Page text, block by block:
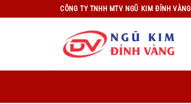
qua
CÔNG TY TNHH MTV NGŨ KIM ĐỈNH VÀNG